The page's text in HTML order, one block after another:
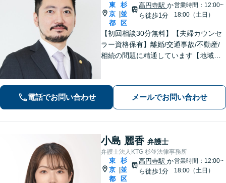
東
京
都
杉
並
区
高円寺駅 か
ら徒歩1分
営業時間：12:00~
18:00（土日）
【初回相談30分無料】【夫婦カウンセ
ラー資格保有】離婚/交通事故/不動産/
相続の問題に精通しています【地域に
指し、日々邁進しております【夜間・
土日相談可】
電話でお問い合わせ メールでお問い合わせ
小島 麗香 弁護士
弁護士法人KTG 杉並法律事務所
東
京
都
杉
並
区
高円寺駅 か
ら徒歩1分
営業時間：12:00~
18:00（土日）